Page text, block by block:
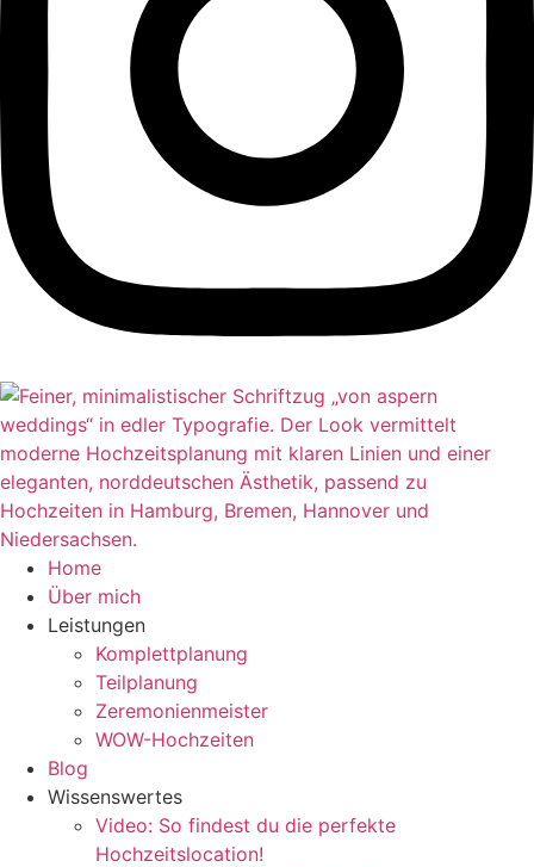
Home
Über mich
Leistungen
Komplettplanung
Teilplanung
Zeremonienmeister
WOW-Hochzeiten
Blog
Wissenswertes
Video: So findest du die perfekte
Hochzeitslocation!